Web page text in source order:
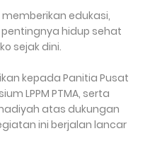
memberikan edukasi,
hidup sehat
sejak dini.
kepada Panitia Pusat
LPPM PTMA, serta
atas dukungan
ini berjalan lancar